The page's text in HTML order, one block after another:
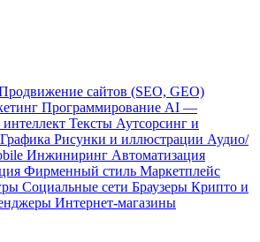
сайтов (SEO, GEO)
Программирование AI —
Тексты Аутсорсинг и
Рисунки и иллюстрации Аудио/
Инжиниринг Автоматизация
Фирменный стиль Маркетплейс
Социальные сети Браузеры Крипто и
Интернет-магазины